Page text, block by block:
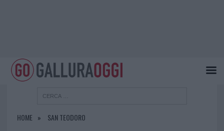
HOME SAN TEODORO